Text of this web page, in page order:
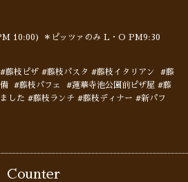
10:00) ＊ピッツァのみ L・O PM9:30
藤枝ピザ #藤枝パスタ #藤枝イタリアン #藤
#藤枝パフェ #蓮華寺池公園前ピザ屋 #藤
した #藤枝ランチ #藤枝ディナー #新パフ
Counter